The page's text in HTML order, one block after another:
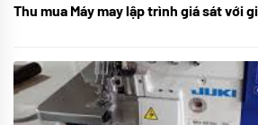
Thu mua Máy may lập trình giá sát với